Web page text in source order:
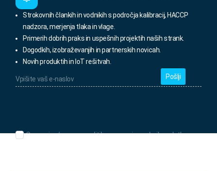
Strokovnih člankih in vodnikih s področja kalibracij, HACCP
nadzora, merjenja tlaka in vlage.
Primerih dobrih praks in uspešnih projektih naših strank.
Dogodkih, izobraževanjih in partnerskih novicah.
Novih produktih in IoT rešitvah.
vaš
e-
Seznanjen/-
Seznanjen/-a sem s politiko varovanja osebnih podatkov.